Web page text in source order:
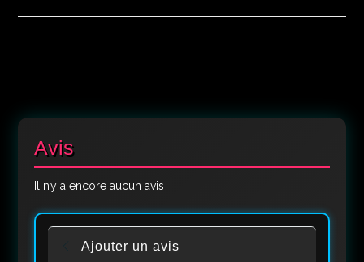
Avis
Il n’y a encore aucun avis
Ajouter un avis